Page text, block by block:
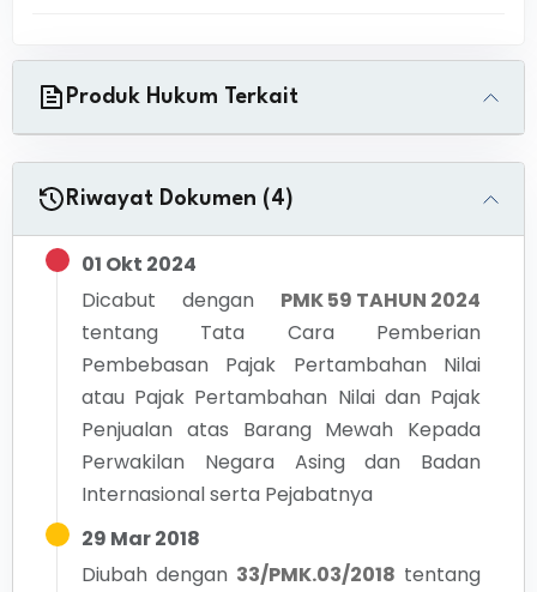
Produk Hukum Terkait
Riwayat Dokumen (4)
01 Okt 2024
Dicabut dengan
PMK 59 TAHUN 2024
tentang Tata Cara Pemberian
Pembebasan Pajak Pertambahan Nilai
atau Pajak Pertambahan Nilai dan Pajak
Penjualan atas Barang Mewah Kepada
Perwakilan Negara Asing dan Badan
Internasional serta Pejabatnya
29 Mar 2018
Diubah dengan 33/PMK.03/2018 tentang